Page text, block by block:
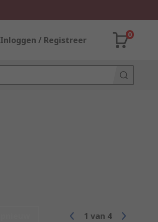
Inloggen / Registreer
0
1 van 4